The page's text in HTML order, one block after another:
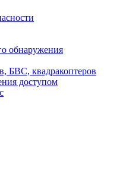
обнаружения
БВС, квадракоптеров
доступом